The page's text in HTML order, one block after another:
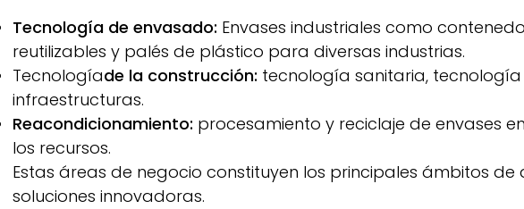
Tecnología de envasado: Envases industriales como
reutilizables y palés de plástico para diversas industrias.
Tecnologíade la construcción: tecnología sanitaria,
infraestructuras.
Reacondicionamiento: procesamiento y reciclaje de envases
los recursos.
Estas áreas de negocio constituyen los principales ámbitos
soluciones innovadoras.